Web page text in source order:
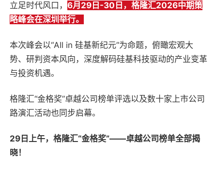
立足时代风口， 6月29日-30日，格隆汇2026中期策
略峰会在深圳举行。
本次峰会以“All in 硅基新纪元”为命题，俯瞰宏观大
势、研判资本风向，深度解码硅基科技驱动的产业变革
与投资机遇。
格隆汇“金格奖”卓越公司榜单评选以及数十家上市公司
路演汇活动也同步启幕。
29日上午，格隆汇“金格奖”——卓越公司榜单全部揭
晓！